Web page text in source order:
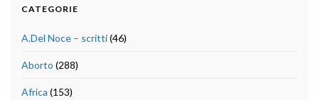
CATEGORIE
A.Del Noce – scritti(46)
Aborto (288)
Africa (153)